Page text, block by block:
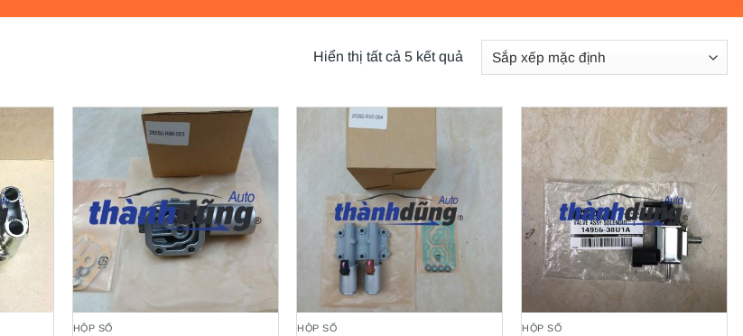
Hiển thị tất cả 5 kết quả
HỘP SỐ HỘP SỐ HỘP SỐ